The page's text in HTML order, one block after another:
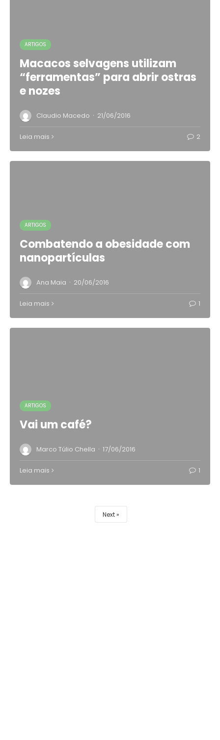
ARTIGOS
Macacos selvagens utilizam
“ferramentas” para abrir ostras
e nozes
Claudio Macedo · 21/06/2016
Leia mais 2
ARTIGOS
Combatendo a obesidade com
nanopartículas
Ana Maia · 20/06/2016
Leia mais 1
ARTIGOS
Vai um café?
Marco Túlio Chella · 17/06/2016
Leia mais 1
Next